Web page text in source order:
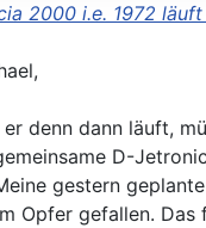
2000 i.e. 1972
er denn dann läuft,
D-
gestern
Opfer gefallen. Das